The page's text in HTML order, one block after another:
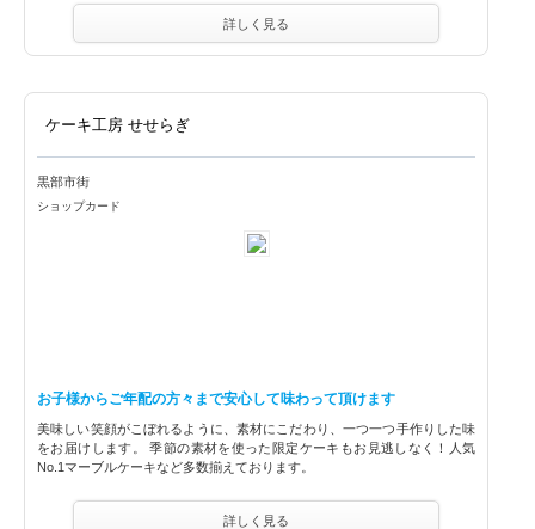
詳しく見る
ケーキ工房 せせらぎ
黒部市街
ショップカード
お子様からご年配の方々まで安心して味わって頂けます
美味しい笑顔がこぼれるように、素材にこだわり、一つ一つ手作りした味
をお届けします。 季節の素材を使った限定ケーキもお見逃しなく！人気
No.1マーブルケーキなど多数揃えております。
詳しく見る